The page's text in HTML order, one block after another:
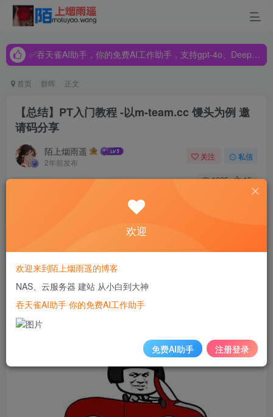
✅吞天雀AI助手，你的免费AI工作助手，支持gpt-4o、DeepSeek、Claude🔥🔥🔥🔥
首页 群晖 正文
【总结】PT入门教程 -以m-team.cc 馒头为例 邀
请码分享
陌上烟雨遥
2年前发布
关注 私信
1925 15
PT的主要作用就是下载共享资源的，其实在大学的时候多少
BYRPT，上交的葡萄PT都是上学的时候下载资源的好地方。
可惜的是由于学校的PT主要都是为了学生们的资源共享，所
以一般都是限制只有教育网的ipv6才可以访问，已经不是学
生的同学们也不要泄气，其实外网PT资源要比那些教育站点
要丰富的多。
欢迎
欢迎来到陌上烟雨遥的博客
NAS、云服务器 建站 从小白到大神
吞天雀AI助手 你的免费AI工作助手
免费AI助手 注册登录